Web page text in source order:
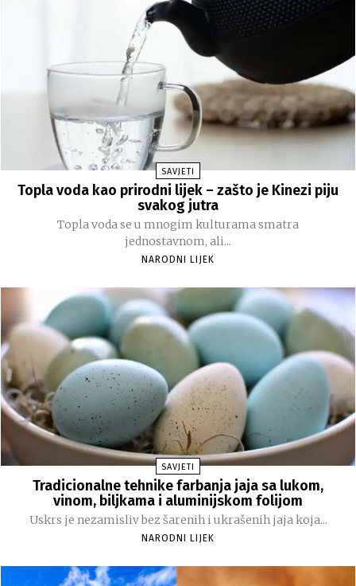
SAVJETI
Topla voda kao prirodni lijek – zašto je Kinezi piju
svakog jutra
Topla voda se u mnogim kulturama smatra
jednostavnom, ali...
NARODNI LIJEK
SAVJETI
Tradicionalne tehnike farbanja jaja sa lukom,
vinom, biljkama i aluminijskom folijom
Uskrs je nezamisliv bez šarenih i ukrašenih jaja koja...
NARODNI LIJEK